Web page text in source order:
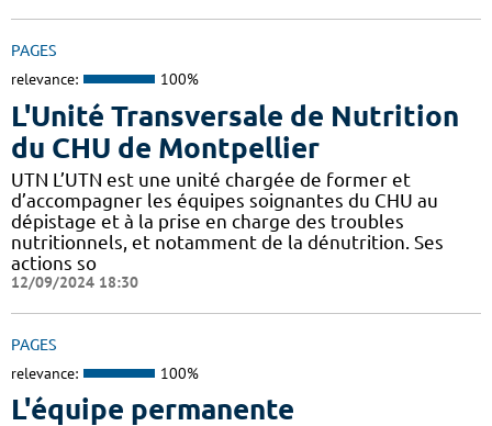
PAGES
relevance: 100%
L'Unité Transversale de Nutrition
du CHU de Montpellier
UTN L’UTN est une unité chargée de former et
d’accompagner les équipes soignantes du CHU au
dépistage et à la prise en charge des troubles
nutritionnels, et notamment de la dénutrition. Ses
actions so
12/09/2024 18:30
PAGES
relevance: 100%
L'équipe permanente